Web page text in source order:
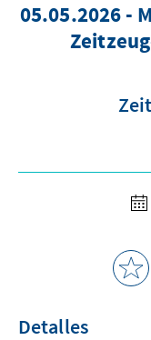
05.05.2026 -
Detalles